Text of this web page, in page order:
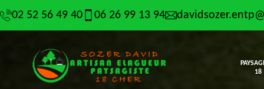
02 52 56 49 40 06 26 99 13 94
18